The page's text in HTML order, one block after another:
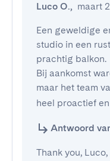
Luco O., maart
Een geweldige
studio in een
prachtig balkon.
Bij aankomst
maar het team
heel proactief
Antwoord
Thank you,